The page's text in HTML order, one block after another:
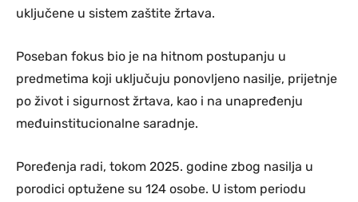
uključene u sistem zaštite žrtava.
Poseban fokus bio je na hitnom postupanju u
predmetima koji uključuju ponovljeno nasilje, prijetnje
po život i sigurnost žrtava, kao i na unapređenju
međuinstitucionalne saradnje.
Poređenja radi, tokom 2025. godine zbog nasilja u
porodici optužene su 124 osobe. U istom periodu